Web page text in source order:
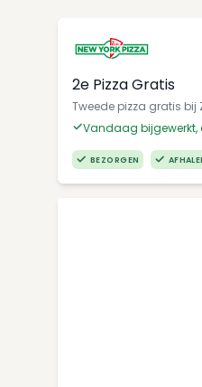
2e Pizza Gratis
Tweede pizza gratis
Vandaag bijgewerkt,
BEZORGEN